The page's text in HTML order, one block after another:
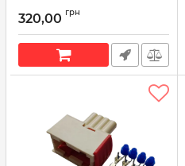
357919754 TE 444524-1
Артикул: 357919754
320,00 грн